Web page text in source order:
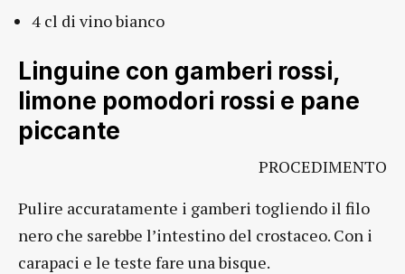
4 cl di vino bianco
Linguine con gamberi rossi,
limone pomodori rossi e pane
piccante
PROCEDIMENTO
Pulire accuratamente i gamberi togliendo il filo
nero che sarebbe l’intestino del crostaceo. Con i
carapaci e le teste fare una bisque.